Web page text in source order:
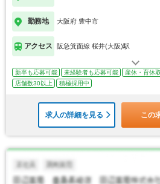
勤務地 大阪府 豊中市
アクセス 阪急箕面線 桜井(大阪)駅
新卒も応募可能 未経験者も応募可能 産休・育休
店舗数30以上
積極採用中
求人の詳細を見る この